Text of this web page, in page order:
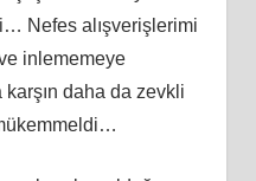
Nefes alışverişlerimi
inlememeye
karşın daha da zevkli